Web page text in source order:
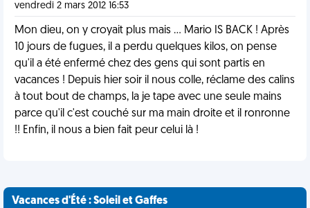
vendredi 2 mars 2012 16:53
Mon dieu, on y croyait plus mais ... Mario IS BACK ! Après
10 jours de fugues, il a perdu quelques kilos, on pense
qu'il a été enfermé chez des gens qui sont partis en
vacances ! Depuis hier soir il nous colle, réclame des calins
à tout bout de champs, la je tape avec une seule mains
parce qu'il c'est couché sur ma main droite et il ronronne
!! Enfin, il nous a bien fait peur celui là !
Vacances d'Été : Soleil et Gaffes